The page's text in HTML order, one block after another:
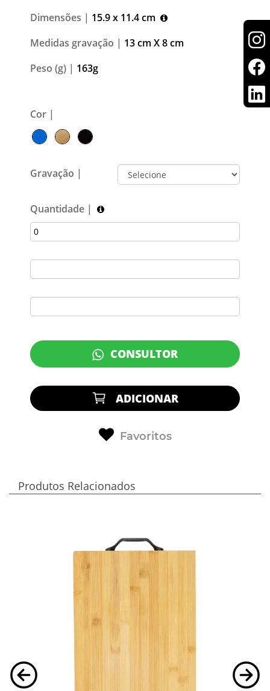
Dimensões | 15.9 x 11.4 cm
Medidas gravação | 13 cm X 8 cm
Peso (g) | 163g
Cor |
Gravação |
Quantidade |
CONSULTOR
ADICIONAR
Favoritos
Produtos Relacionados